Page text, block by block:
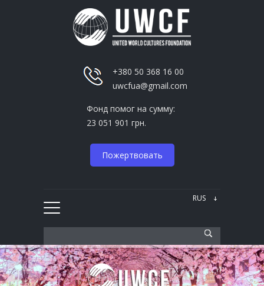
+380 50 368 16 00
uwcfua@gmail.com
Фонд помог на сумму:
23 051 901 грн.
Пожертвовать